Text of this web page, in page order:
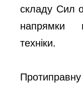
складу Сил
напрямки
техніки.